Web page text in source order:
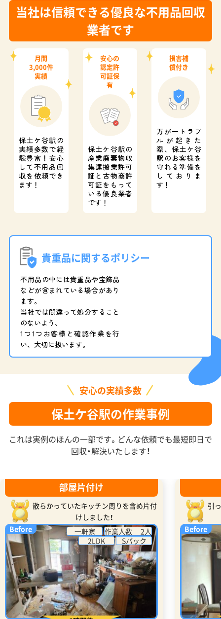
当社は信頼できる優良な不用品回収
業者です
月間
3,000件
実績
保土ケ谷駅の
実績多数で経
験豊富！ 安心
して不用品回
収を依頼でき
ます！
安心の
認定許
可証保
有
保土ケ谷駅の
産業廃棄物収
集運搬業許可
証と 古物商許
可証をもって
いる優良業者
です！
損害補
償付き
万が一トラブ
ルが起きた
際、保土ケ谷
駅のお客様を
守れる準備を
しておりま
す！
貴重品に関するポリシー
不用品の中には貴重品や宝飾品
などが含まれている場合があり
ます。
当社では間違って処分すること
のないよう、
1つ1つお客様と確認作業を行
い、大切に扱います。
安心の実績多数
保土ケ谷駅の作業事例
これは実例のほんの一部です。どんな依頼でも最短即日で
回収・解決いたします！
部屋片付け
散らかっていたキッチン周りを含め片付
けしました！
Before
一軒家
作業人数 2人
2LDK
Sパック
引
Before